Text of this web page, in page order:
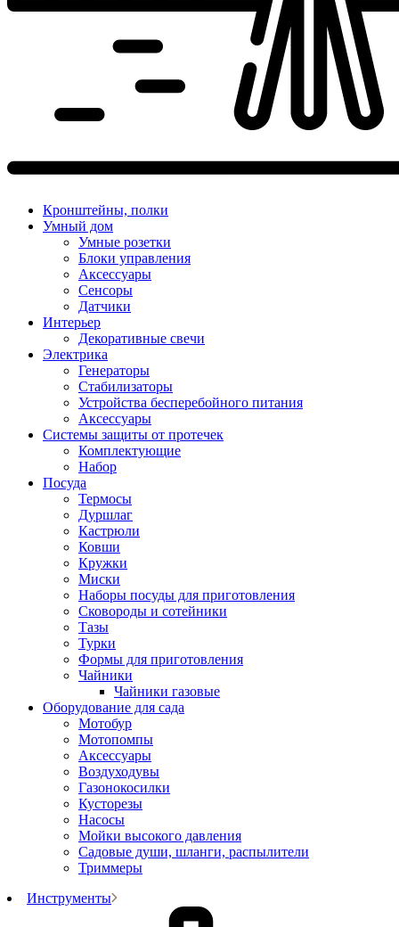
Кронштейны, полки
Умный дом
Умные розетки
Блоки управления
Аксессуары
Сенсоры
Датчики
Интерьер
Декоративные свечи
Электрика
Генераторы
Стабилизаторы
Устройства бесперебойного питания
Аксессуары
Системы защиты от протечек
Комплектующие
Набор
Посуда
Термосы
Дуршлаг
Кастрюли
Ковши
Кружки
Миски
Наборы посуды для приготовления
Сковороды и сотейники
Тазы
Турки
Формы для приготовления
Чайники
Чайники газовые
Оборудование для сада
Мотобур
Мотопомпы
Аксессуары
Воздуходувы
Газонокосилки
Кусторезы
Насосы
Мойки высокого давления
Садовые души, шланги, распылители
Триммеры
Инструменты